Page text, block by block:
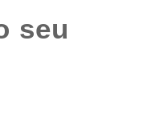
seu